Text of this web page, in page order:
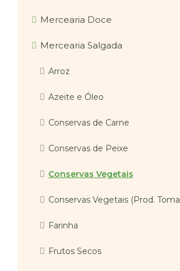
Mercearia Doce
Mercearia Salgada
Arroz
Azeite e Óleo
Conservas de Carne
Conservas de Peixe
Conservas Vegetais
Conservas Vegetais (Prod.
Farinha
Frutos Secos